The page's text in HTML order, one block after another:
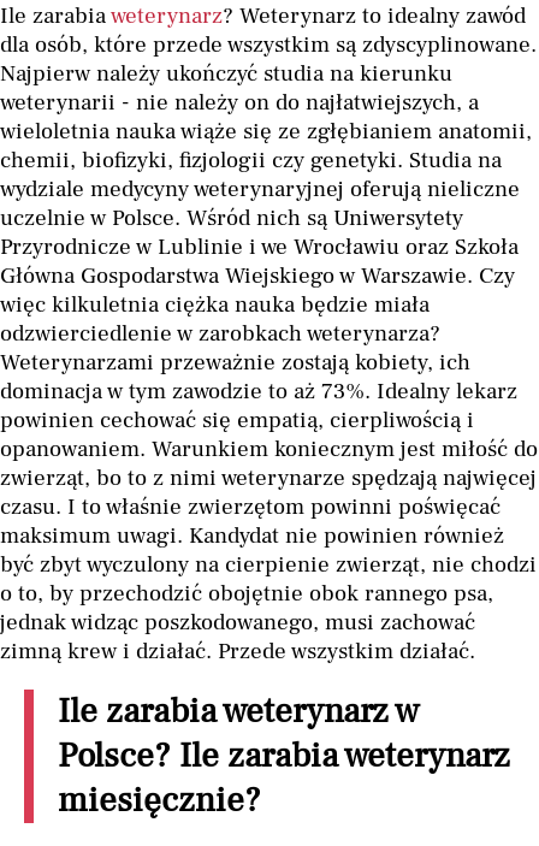
Ile zarabiaweterynarz? Weterynarz to idealny zawód
dla osób, które przede wszystkim są zdyscyplinowane.
Najpierw należy ukończyć studia na kierunku
weterynarii - nie należy on do najłatwiejszych, a
wieloletnia nauka wiąże się ze zgłębianiem anatomii,
chemii, biofizyki, fizjologii czy genetyki. Studia na
wydziale medycyny weterynaryjnej oferują nieliczne
uczelnie w Polsce. Wśród nich są Uniwersytety
Przyrodnicze w Lublinie i we Wrocławiu oraz Szkoła
Główna Gospodarstwa Wiejskiego w Warszawie. Czy
więc kilkuletnia ciężka nauka będzie miała
odzwierciedlenie w zarobkach weterynarza?
Weterynarzami przeważnie zostają kobiety, ich
dominacja w tym zawodzie to aż 73%. Idealny lekarz
powinien cechować się empatią, cierpliwością i
opanowaniem. Warunkiem koniecznym jest miłość do
zwierząt, bo to z nimi weterynarze spędzają najwięcej
czasu. I to właśnie zwierzętom powinni poświęcać
maksimum uwagi. Kandydat nie powinien również
być zbyt wyczulony na cierpienie zwierząt, nie chodzi
o to, by przechodzić obojętnie obok rannego psa,
jednak widząc poszkodowanego, musi zachować
zimną krew i działać. Przede wszystkim działać.
Ile zarabia weterynarz w
Polsce? Ile zarabia weterynarz
miesięcznie?